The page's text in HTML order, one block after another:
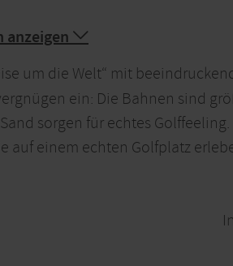
anzeigen
um die Welt“ mit
ein: Die Bahnen sind
sorgen für echtes
auf einem echten Golfplatz